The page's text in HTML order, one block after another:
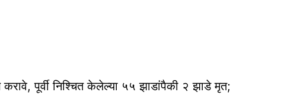
पूर्वी निश्चित केलेल्या ५५ झाडांपैकी २ झाडे मृत;